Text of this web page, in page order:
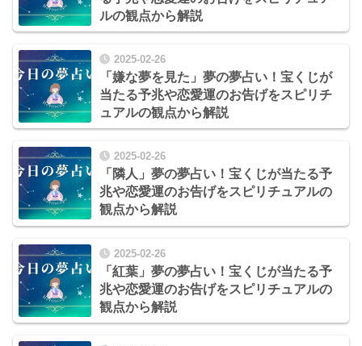
ルの観点から解説
2025-02-26
「嫌な夢を見た」夢の夢占い！宝くじが
当たる予兆や恋愛運のお告げをスピリチ
ュアルの観点から解説
2025-02-26
「隣人」夢の夢占い！宝くじが当たる予
兆や恋愛運のお告げをスピリチュアルの
観点から解説
2025-02-26
「紅葉」夢の夢占い！宝くじが当たる予
兆や恋愛運のお告げをスピリチュアルの
観点から解説